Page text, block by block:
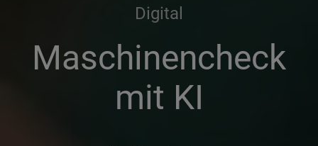
Digital
Maschinencheck
mit KI